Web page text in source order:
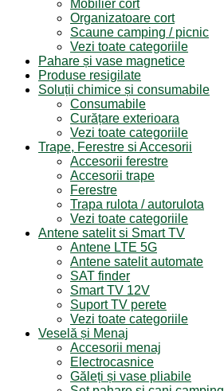
Mobilier cort
Organizatoare cort
Scaune camping / picnic
Vezi toate categoriile
Pahare și vase magnetice
Produse resigilate
Soluții chimice și consumabile
Consumabile
Curățare exterioara
Vezi toate categoriile
Trape, Ferestre si Accesorii
Accesorii ferestre
Accesorii trape
Ferestre
Trapa rulota / autorulota
Vezi toate categoriile
Antene satelit si Smart TV
Antene LTE 5G
Antene satelit automate
SAT finder
Smart TV 12V
Suport TV perete
Vezi toate categoriile
Veselă și Menaj
Accesorii menaj
Electrocasnice
Găleți și vase pliabile